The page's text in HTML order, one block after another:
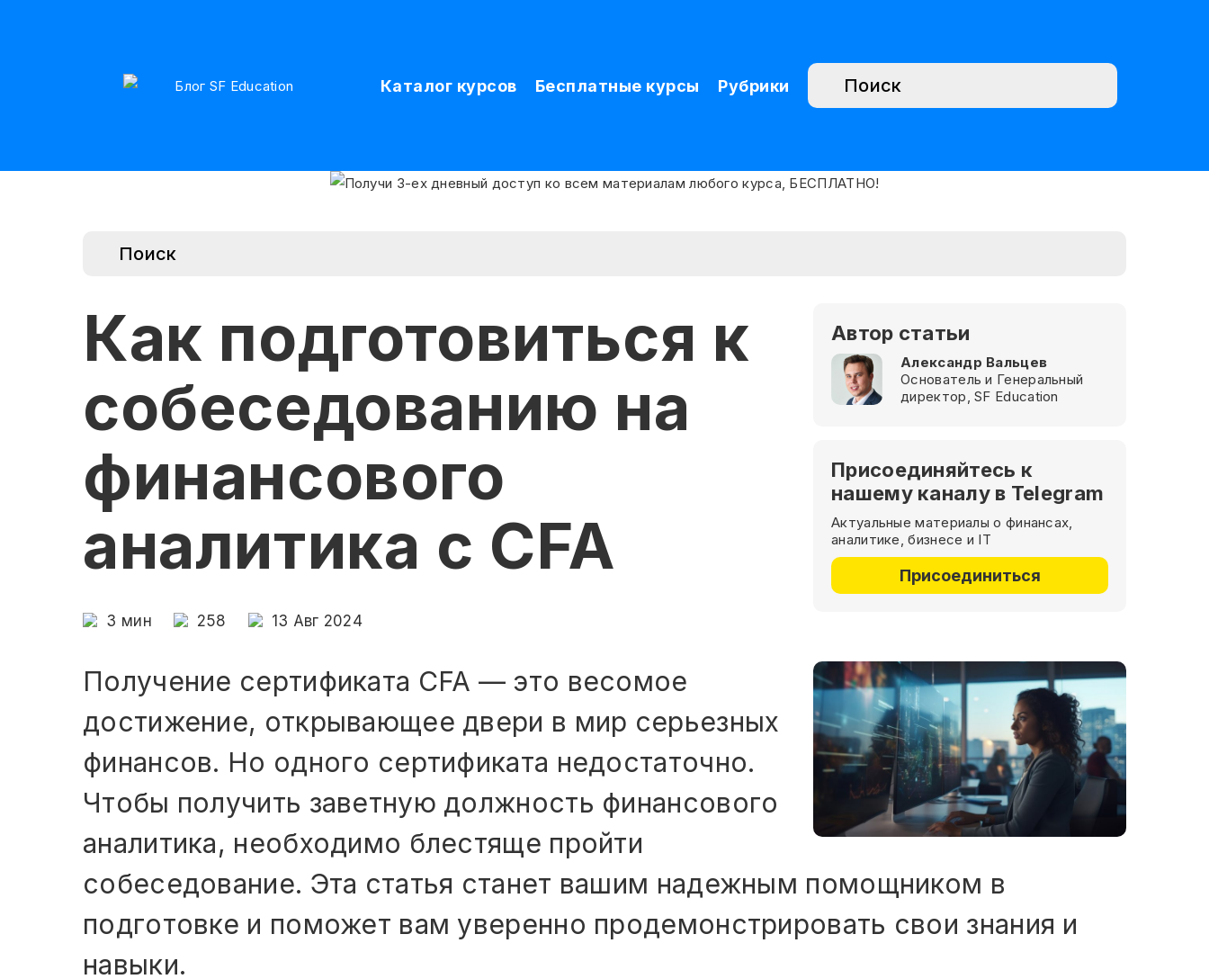
Каталог курсов Бесплатные курсы Рубрики
Как подготовиться к
собеседованию на
финансового
аналитика с CFA
3 мин 258 13 Авг 2024
Автор статьи
Александр Вальцев
Основатель и Генеральный
директор, SF Education
Присоединяйтесь к
нашему каналу в Telegram
Актуальные материалы о финансах,
аналитике, бизнесе и IT
Присоединиться
Получение сертификата CFA — это весомое
достижение, открывающее двери в мир серьезных
финансов. Но одного сертификата недостаточно.
Чтобы получить заветную должность финансового
аналитика, необходимо блестяще пройти
собеседование. Эта статья станет вашим надежным помощником в
подготовке и поможет вам уверенно продемонстрировать свои знания и
навыки.